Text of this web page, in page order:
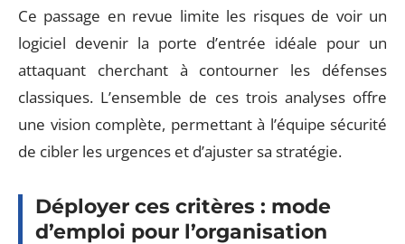
Ce passage en revue limite les risques de voir un
logiciel devenir la porte d’entrée idéale pour un
attaquant cherchant à contourner les défenses
classiques. L’ensemble de ces trois analyses offre
une vision complète, permettant à l’équipe sécurité
de cibler les urgences et d’ajuster sa stratégie.
Déployer ces critères : mode
d’emploi pour l’organisation